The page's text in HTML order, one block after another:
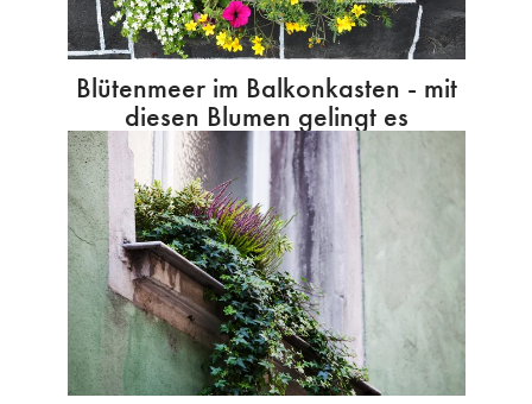
Blütenmeer im Balkonkasten - mit
diesen Blumen gelingt es